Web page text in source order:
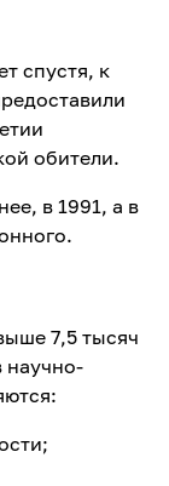
спустя, к
обители.
в 1991, а в
7,5 тысяч
научно-